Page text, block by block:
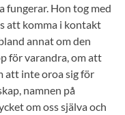
fungerar. Hon tog med
att komma i kontakt
annat om den
för varandra, om att
att inte oroa sig för
namnen på
om oss själva och